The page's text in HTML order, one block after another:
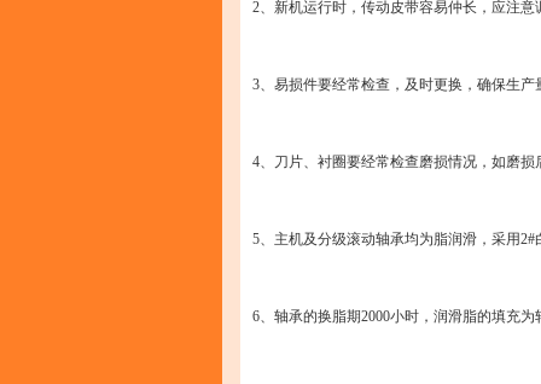
2、新机运行时，传动皮带容易仲长，应注
3、易损件要经常检查，及时更换，确保生产
4、刀片、衬圈要经常检查磨损情况，如磨
5、主机及分级滚动轴承均为脂润滑，采用2#
6、轴承的换脂期2000小时，润滑脂的填充